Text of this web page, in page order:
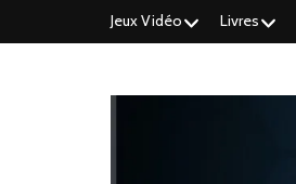
Jeux Vidéo Livres